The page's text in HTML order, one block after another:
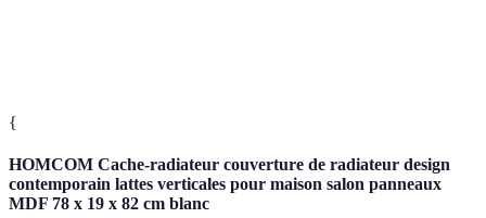
{
HOMCOM Cache-radiateur couverture de radiateur design
contemporain lattes verticales pour maison salon panneaux
MDF 78 x 19 x 82 cm blanc